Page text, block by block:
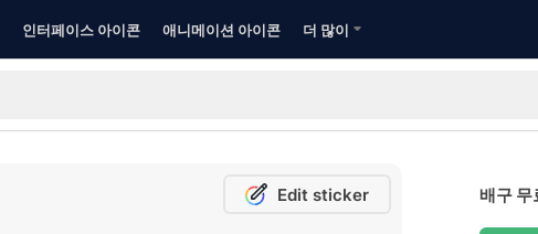
인터페이스 아이콘 애니메이션 아이콘 더 많이
Edit sticker 배구 무